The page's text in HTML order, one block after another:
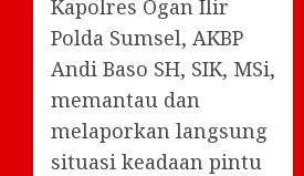
Kapolres Ogan Ilir
Polda Sumsel, AKBP
Andi Baso SH, SIK, MSi,
memantau dan
melaporkan langsung
situasi keadaan pintu